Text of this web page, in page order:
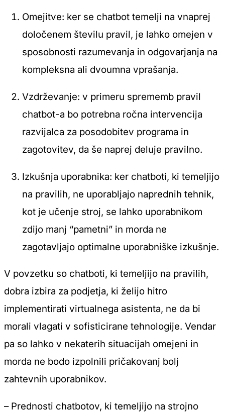
Omejitve: ker se chatbot temelji na vnaprej
določenem številu pravil, je lahko omejen v
sposobnosti razumevanja in odgovarjanja na
kompleksna ali dvoumna vprašanja.
Vzdrževanje: v primeru sprememb pravil
chatbot-a bo potrebna ročna intervencija
razvijalca za posodobitev programa in
zagotovitev, da še naprej deluje pravilno.
Izkušnja uporabnika: ker chatboti, ki temeljijo
na pravilih, ne uporabljajo naprednih tehnik,
kot je učenje stroj, se lahko uporabnikom
zdijo manj “pametni” in morda ne
zagotavljajo optimalne uporabniške izkušnje.
V povzetku so chatboti, ki temeljijo na pravilih,
dobra izbira za podjetja, ki želijo hitro
implementirati virtualnega asistenta, ne da bi
morali vlagati v sofisticirane tehnologije. Vendar
pa so lahko v nekaterih situacijah omejeni in
morda ne bodo izpolnili pričakovanj bolj
zahtevnih uporabnikov.
– Prednosti chatbotov, ki temeljijo na strojno